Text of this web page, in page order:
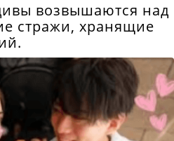
возвышаются над
стражи, хранящие